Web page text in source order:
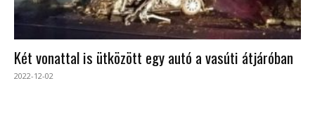
Két vonattal is ütközött egy autó a vasúti átjáróban
2022-12-02